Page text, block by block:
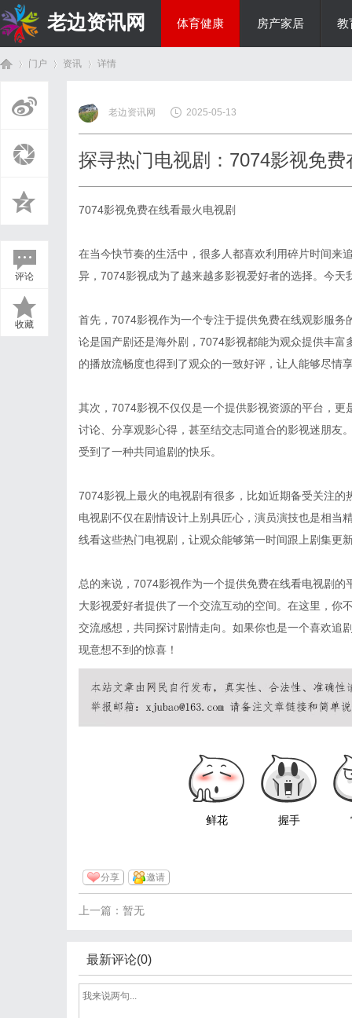
老边资讯网 体育健康 房产家居 教
门户 资讯
›
详情
评论
收藏
老边资讯网 2025-05-13
探寻热门电视剧：7074影视免
7074影视免费在线看最火电视剧
在当今快节奏的生活中，很多人都喜欢利用碎片时间来
异，7074影视成为了越来越多影视爱好者的选择。今
首先，7074影视作为一个专注于提供免费在线观影服
论是国产剧还是海外剧，7074影视都能为观众提供丰
的播放流畅度也得到了观众的一致好评，让人能够尽情
其次，7074影视不仅仅是一个提供影视资源的平台，
讨论、分享观影心得，甚至结交志同道合的影视迷朋友
受到了一种共同追剧的快乐。
7074影视上最火的电视剧有很多，比如近期备受关注
电视剧不仅在剧情设计上别具匠心，演员演技也是相当
线看这些热门电视剧，让观众能够第一时间跟上剧集更
总的来说，7074影视作为一个提供免费在线看电视剧
大影视爱好者提供了一个交流互动的空间。在这里，你
交流感想，共同探讨剧情走向。如果你也是一个喜欢追
现意想不到的惊喜！
鲜花 握手
分享 邀请
上一篇：暂无
最新评论(0)